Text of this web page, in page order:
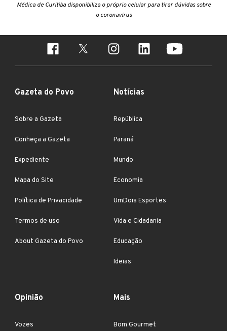
Médica de Curitiba disponibiliza o próprio celular para tirar dúvidas sobre
o coronavírus
Gazeta do Povo
Sobre a Gazeta
Conheça a Gazeta
Expediente
Mapa do Site
Política de Privacidade
Termos de uso
About Gazeta do Povo
Notícias
República
Paraná
Mundo
Economia
UmDois Esportes
Vida e Cidadania
Educação
Ideias
Opinião
Vozes
Mais
Bom Gourmet